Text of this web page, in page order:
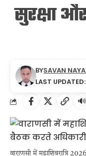
सुरक्षा
LAST
BYSAVAN
🔊
वाराणसी में महाशिवरात्रि